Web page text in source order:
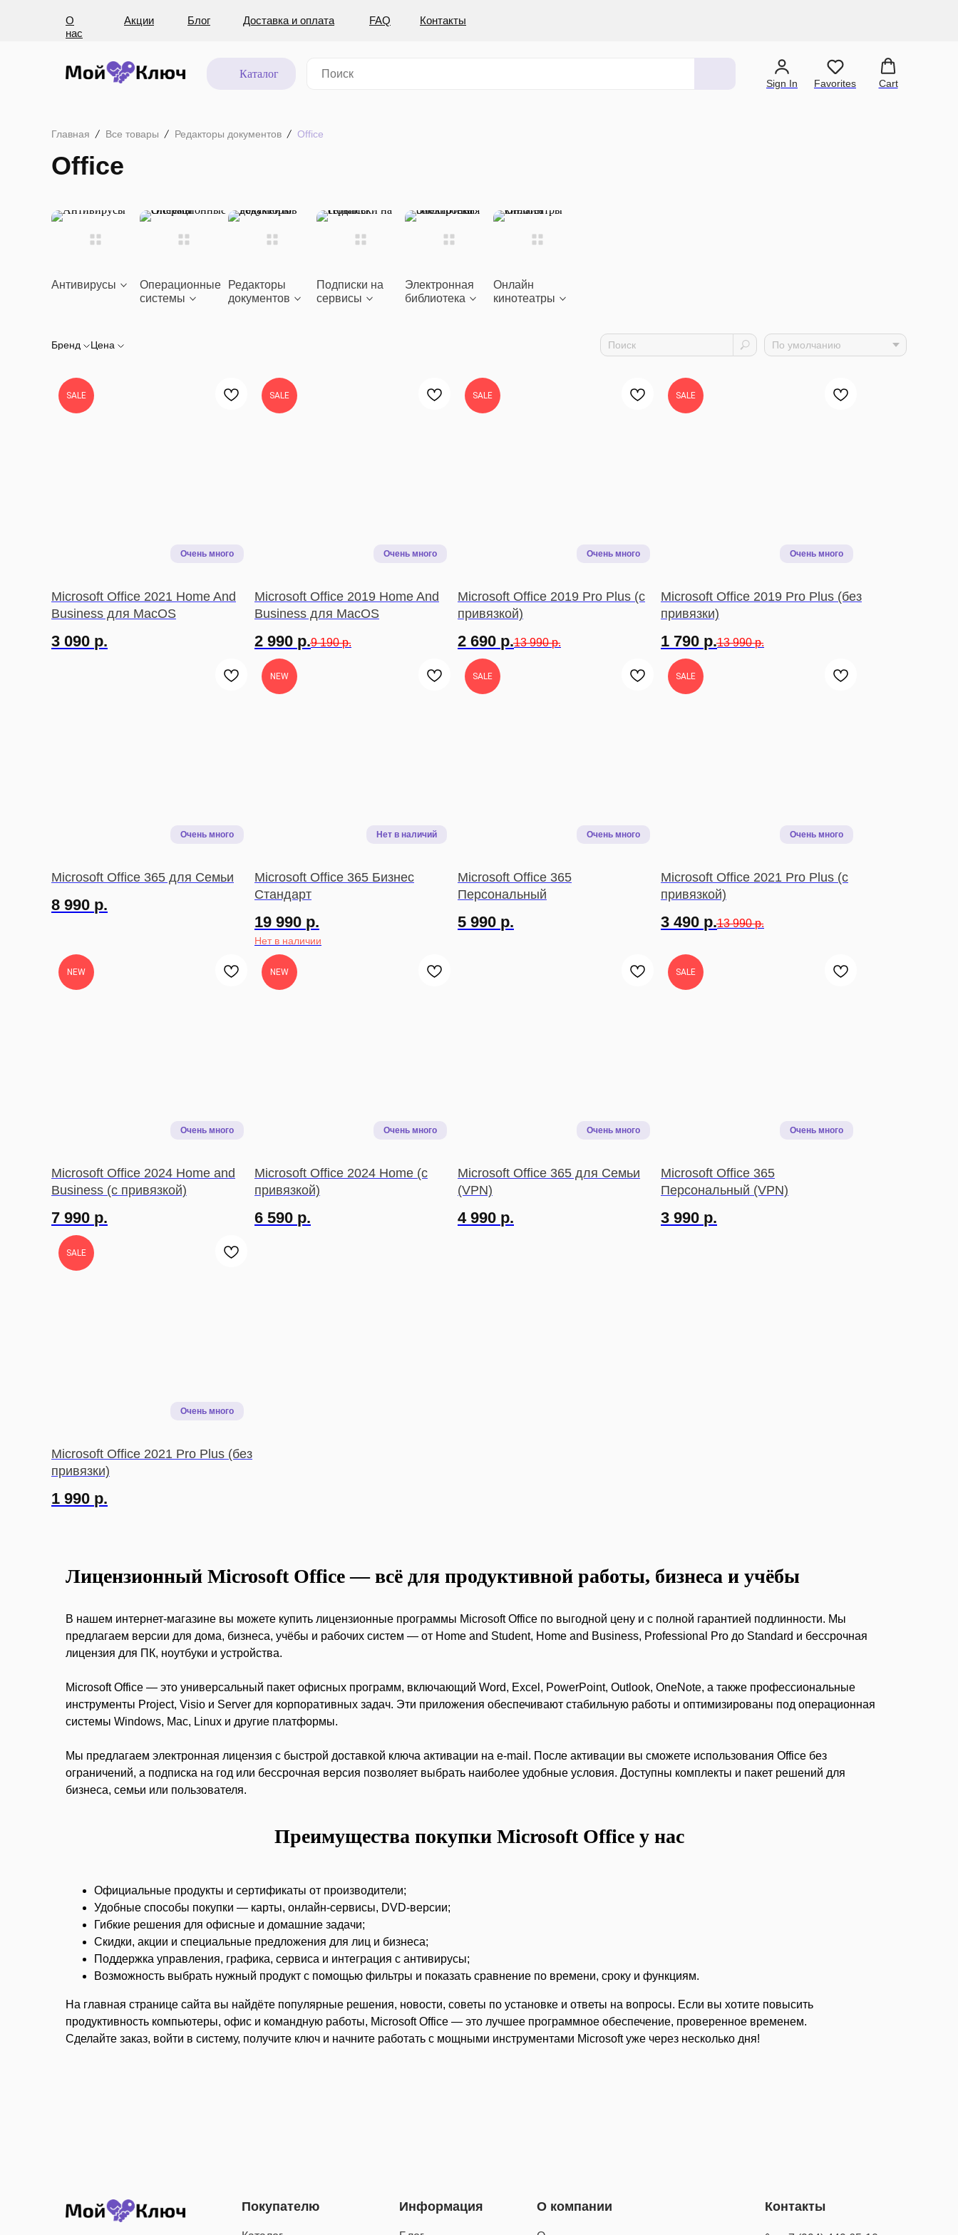
Контакты
FAQ
Доставка и оплата
Блог
Акции
О
нас
Каталог
Sign In Favorites Cart
Главная Все товары Редакторы документов Office
Office
Антивирусы
Операционные
системы
Редакторы
документов
Подписки на
сервисы
Электронная
библиотека
Онлайн
кинотеатры
Бренд Цена
SALE
Microsoft Office 2021 Home And
Business для MacOS
3 090 р.
SALE
Microsoft Office 2019 Home And
Business для MacOS
2 990 р.9 190 р.
SALE
Microsoft Office 2019 Pro Plus (с
привязкой)
2 690 р.13 990 р.
SALE
Microsoft Office 2019 Pro Plus (без
привязки)
1 790 р.13 990 р.
Microsoft Office 365 для Семьи
8 990 р.
NEW
Microsoft Office 365 Бизнес
Стандарт
19 990 р.
Нет в наличии
SALE
Microsoft Office 365
Персональный
5 990 р.
SALE
Microsoft Office 2021 Pro Plus (с
привязкой)
3 490 р.13 990 р.
NEW
Microsoft Office 2024 Home and
Business (с привязкой)
7 990 р.
NEW
Microsoft Office 2024 Home (с
привязкой)
6 590 р.
Microsoft Office 365 для Семьи
(VPN)
4 990 р.
SALE
Microsoft Office 365
Персональный (VPN)
3 990 р.
SALE
Microsoft Office 2021 Pro Plus (без
привязки)
1 990 р.
Лицензионный Microsoft Office — всё для продуктивной работы, бизнеса и учёбы
В нашем интернет-магазине вы можете купить лицензионные программы Microsoft Office по выгодной цену и с полной гарантией подлинности. Мы
предлагаем версии для дома, бизнеса, учёбы и рабочих систем — от Home and Student, Home and Business, Professional Pro до Standard и бессрочная
лицензия для ПК, ноутбуки и устройства.
Microsoft Office — это универсальный пакет офисных программ, включающий Word, Excel, PowerPoint, Outlook, OneNote, а также профессиональные
инструменты Project, Visio и Server для корпоративных задач. Эти приложения обеспечивают стабильную работы и оптимизированы под операционная
системы Windows, Mac, Linux и другие платформы.
Мы предлагаем электронная лицензия с быстрой доставкой ключа активации на e-mail. После активации вы сможете использования Office без
ограничений, а подписка на год или бессрочная версия позволяет выбрать наиболее удобные условия. Доступны комплекты и пакет решений для
бизнеса, семьи или пользователя.
Преимущества покупки Microsoft Office у нас
Официальные продукты и сертификаты от производители;
Удобные способы покупки — карты, онлайн-сервисы, DVD-версии;
Гибкие решения для офисные и домашние задачи;
Скидки, акции и специальные предложения для лиц и бизнеса;
Поддержка управления, графика, сервиса и интеграция с антивирусы;
Возможность выбрать нужный продукт с помощью фильтры и показать сравнение по времени, сроку и функциям.
На главная странице сайта вы найдёте популярные решения, новости, советы по установке и ответы на вопросы. Если вы хотите повысить
продуктивность компьютеры, офис и командную работы, Microsoft Office — это лучшее программное обеспечение, проверенное временем.
Сделайте заказ, войти в систему, получите ключ и начните работать с мощными инструментами Microsoft уже через несколько дня!
Контакты
О компании
Информация
Покупателю